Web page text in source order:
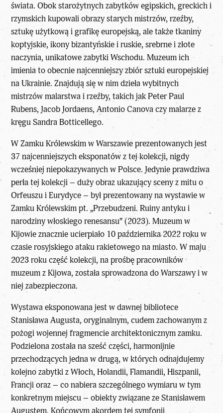
świata. Obok starożytnych zabytków egipskich, greckich i
rzymskich kupowali obrazy starych mistrzów, rzeźby,
sztukę użytkową i grafikę europejską, ale także tkaniny
koptyjskie, ikony bizantyńskie i ruskie, srebrne i złote
naczynia, unikatowe zabytki Wschodu. Muzeum ich
imienia to obecnie najcenniejszy zbiór sztuki europejskiej
na Ukrainie. Znajdują się w nim dzieła wybitnych
mistrzów malarstwa i rzeźby, takich jak Peter Paul
Rubens, Jacob Jordaens, Antonio Canova czy malarze z
kręgu Sandra Botticellego.
W Zamku Królewskim w Warszawie prezentowanych jest
37 najcenniejszych eksponatów z tej kolekcji, nigdy
wcześniej niepokazywanych w Polsce. Jedynie prawdziwa
perła tej kolekcji – duży obraz ukazujący sceny z mitu o
Orfeuszu i Eurydyce – był prezentowany na wystawie w
Zamku Królewskim pt. „Przebudzeni. Ruiny antyku i
narodziny włoskiego renesansu” (2023). Muzeum w
Kijowie znacznie ucierpiało 10 października 2022 roku w
czasie rosyjskiego ataku rakietowego na miasto. W maju
2023 roku część kolekcji, na prośbę pracowników
muzeum z Kijowa, została sprowadzona do Warszawy i w
niej zabezpieczona.
Wystawa eksponowana jest w dawnej bibliotece
Stanisława Augusta, oryginalnym, cudem zachowanym z
pożogi wojennej fragmencie architektonicznym zamku.
Podzielona została na sześć części, harmonijnie
przechodzących jedna w drugą, w których odnajdujemy
kolejno zabytki z Włoch, Holandii, Flamandii, Hiszpanii,
Francji oraz – co nabiera szczególnego wymiaru w tym
konkretnym miejscu – obiekty związane ze Stanisławem
Augustem. Końcowym akordem tej symfonii